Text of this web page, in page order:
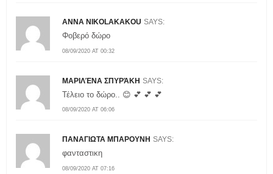
ANNA NIKOLAKAKOU SAYS:
08/09/2020 AT 00:32
Φοβερό δώρο
ΜΑΡΙΛΈΝΑ ΣΠΥΡΆΚΗ SAYS:
08/09/2020 AT 06:06
Τέλειο το δώρο.. 😊 💕 💕 💕
ΠΑΝΑΓΙΩΤΑ ΜΠΑΡΟΥΝΗ SAYS:
08/09/2020 AT 07:16
φανταστικη